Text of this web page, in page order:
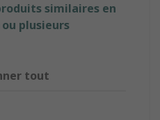
similaires en
plusieurs
tout